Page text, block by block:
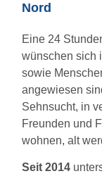
Nord
Eine 24
wünschen sich
sowie
angewiesen
Sehnsucht, in
Freunden und
wohnen, alt
Seit 2014